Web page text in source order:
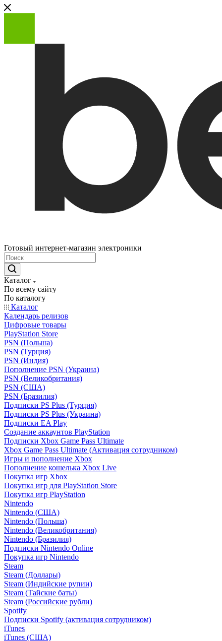
Готовый интернет-магазин электроники
Каталог
По всему сайту
По каталогу
Каталог
Календарь релизов
Цифровые товары
PlayStation Store
PSN (Польша)
PSN (Турция)
PSN (Индия)
Пополнение PSN (Украина)
PSN (Великобритания)
PSN (США)
PSN (Бразилия)
Подписки PS Plus (Турция)
Подписки PS Plus (Украина)
Подписки EA Play
Создание аккаунтов PlayStation
Подписки Xbox Game Pass Ultimate
Xbox Game Pass Ultimate (Активация сотрудником)
Игры и пополнение Xbox
Пополнение кошелька Xbox Live
Покупка игр Xbox
Покупка игр для PlayStation Store
Покупка игр PlayStation
Nintendo
Nintendo (США)
Nintendo (Польша)
Nintendo (Великобритания)
Nintendo (Бразилия)
Подписки Nintendo Online
Покупка игр Nintendo
Steam
Steam (Доллары)
Steam (Индийские рупии)
Steam (Тайские баты)
Steam (Российские рубли)
Spotify
Подписки Spotify (активация сотрудником)
iTunes
iTunes (США)